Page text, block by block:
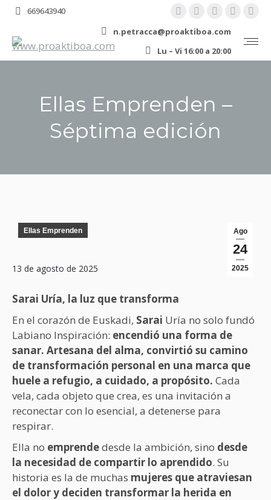
669643940
YouTube
page
in
Linkedin
in
Instagram
opens
in
opens
in
in
n.petracca@proaktiboa.com
Lu – Vi 16:00 a 20:00
Ellas Emprenden –
Séptima edición
Ago
24
2025
Ellas Emprenden
13 de agosto de 2025
Sarai Uría, la luz que transforma
En el corazón de Euskadi, Sarai Uría no solo fundó
Labiano Inspiración: encendió una forma de
sanar. Artesana del alma, convirtió su camino
de transformación personal en una marca que
huele a refugio, a cuidado, a propósito. Cada
vela, cada objeto que crea, es una invitación a
reconectar con lo esencial, a detenerse para
respirar.
Ella no emprendedesde la ambición, sino desde
la necesidad de compartir lo aprendido. Su
historia es la de muchas mujeres que atraviesan
el dolor y deciden transformar la herida en